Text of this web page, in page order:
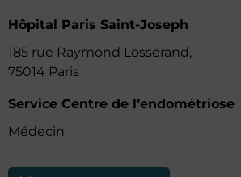
Hôpital Paris Saint-Joseph
185 rue Raymond Losserand,
75014 Paris
Service Centre de l’endométriose
Médecin